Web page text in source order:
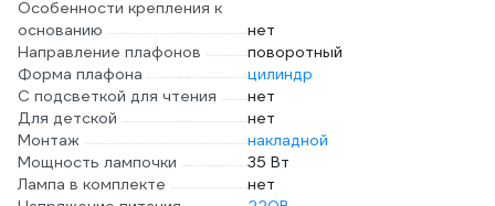
Особенности крепления к
основанию
нет
Направление плафонов
поворотный
Форма плафона
цилиндр
С подсветкой для чтения
нет
Для детской
нет
Монтаж
накладной
Мощность лампочки
35 Вт
Лампа в комплекте
нет